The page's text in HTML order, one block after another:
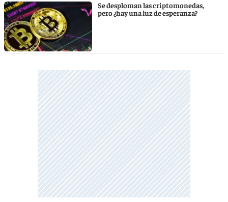
Se desploman las criptomonedas,
pero ¿hay una luz de esperanza?